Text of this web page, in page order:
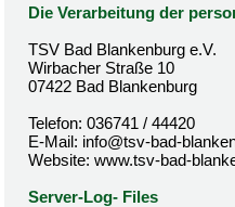
Die Verarbeitung der
TSV Bad Blankenburg e.V.
Wirbacher Straße 10
07422 Bad Blankenburg
Telefon: 036741 / 44420
E-Mail: info@tsv-bad-
Website: www.tsv-bad-
Server-Log- Files